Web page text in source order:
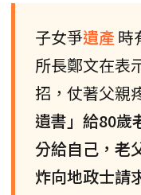
子女爭遺產 時
所長鄭文在表
招，仗著父親
遺書」給80歲
分給自己，老
炸向地政士請